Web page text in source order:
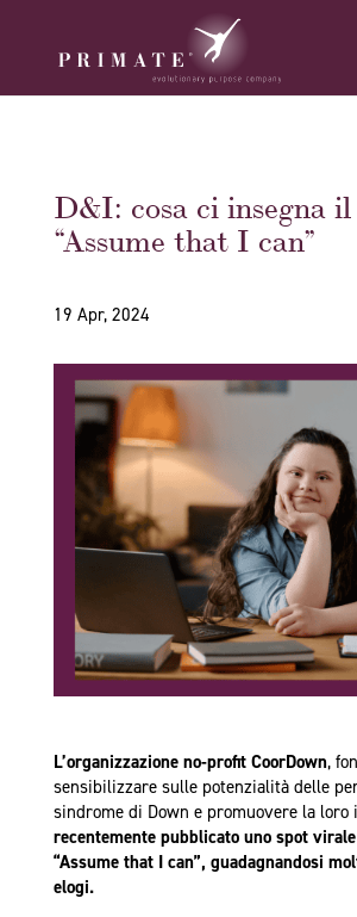
D&I: cosa ci insegna
“Assume that I can”
19 Apr, 2024
L’organizzazione no-profit CoorDown,
sensibilizzare sulle potenzialità delle
sindrome di Down e promuovere la loro
recentemente pubblicato uno spot
“Assume that I can”, guadagnandosi
elogi.